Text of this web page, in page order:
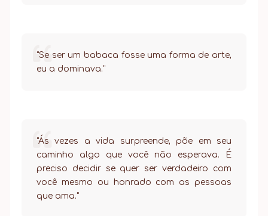
"Se ser um babaca fosse uma forma de arte,
eu a dominava."
"Ás vezes a vida surpreende, põe em seu
caminho algo que você não esperava. É
preciso decidir se quer ser verdadeiro com
você mesmo ou honrado com as pessoas
que ama."